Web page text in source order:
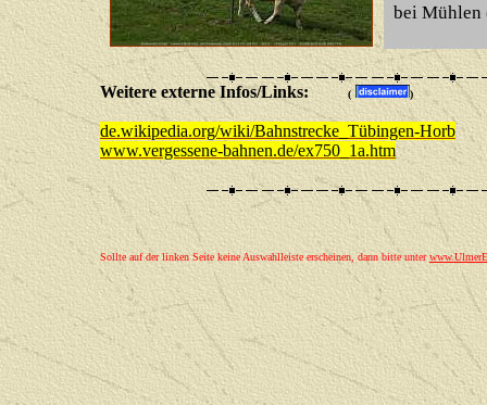
bei Mühlen
Weitere externe Infos/Links: ( )
de.wikipedia.org/wiki/Bahnstrecke_Tübingen-Horb
www.vergessene-bahnen.de/ex750_1a.htm
Sollte auf der linken Seite keine Auswahlleiste erscheinen, dann bitte unter